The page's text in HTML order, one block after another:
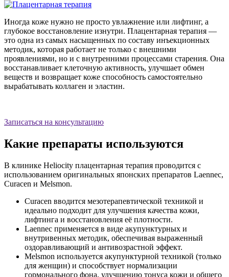
Иногда коже нужно не просто увлажнение или лифтинг, а
глубокое восстановление изнутри. Плацентарная терапия —
это одна из самых насыщенных по составу инъекционных
методик, которая работает не только с внешними
проявлениями, но и с внутренними процессами старения. Она
восстанавливает клеточную активность, улучшает обмен
веществ и возвращает коже способность самостоятельно
вырабатывать коллаген и эластин.
Записаться на консультацию
Какие препараты используются
В клинике Heliocity плацентарная терапия проводится с
использованием оригинальных японских препаратов Laennec,
Curacen и Melsmon.
Curacen вводится мезотерапевтической техникой и
идеально подходит для улучшения качества кожи,
лифтинга и восстановления её плотности.
Laennec применяется в виде акупунктурных и
внутривенных методик, обеспечивая выраженный
оздоравливающий и антивозрастной эффект.
Melsmon используется акупунктурной техникой (только
для женщин) и способствует нормализации
гормонального фона, улучшению тонуса кожи и общего